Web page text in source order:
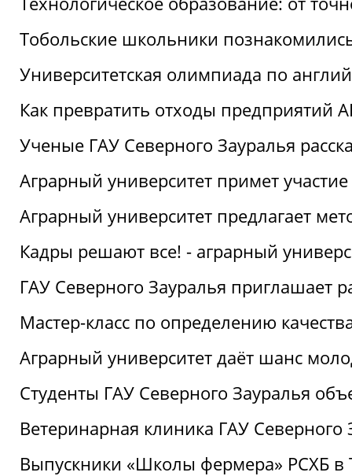
Тобольские школьники
Университетская олимпиада по
Как превратить отходы предприятий
Ученые ГАУ Северного Зауралья
Аграрный университет примет
Аграрный университет предлагает
Кадры решают все! - аграрный
ГАУ Северного Зауралья приглашает
Мастер-класс по определению
Аграрный университет даёт шанс
Студенты ГАУ Северного Зауралья
Ветеринарная клиника ГАУ Северного
Выпускники «Школы фермера» РСХБ